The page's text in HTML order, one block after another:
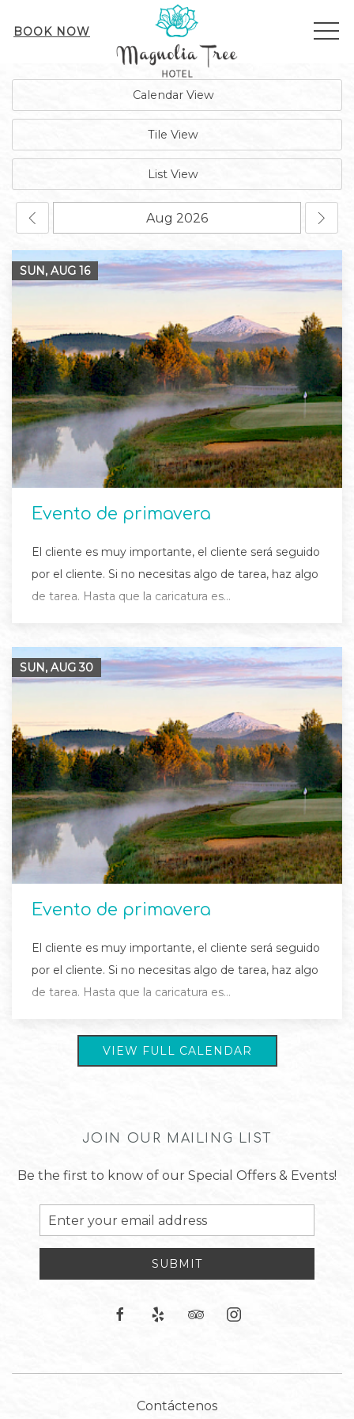
BOOK NOW
Calendar View
Tile View
List View
Evento de primavera
El cliente es muy importante, el cliente será seguido
por el cliente. Si no necesitas algo de tarea, haz algo
de tarea. Hasta que la caricatura es…
SUN, AUG 16
Evento de primavera
El cliente es muy importante, el cliente será seguido
por el cliente. Si no necesitas algo de tarea, haz algo
de tarea. Hasta que la caricatura es…
SUN, AUG30
VIEW FULL CALENDAR
JOIN OUR MAILING LIST
Be the first to know of our Special Offers & Events!
Email
Address
SUBMIT
facebook
yelp tripadvisorinstagram
Contáctenos